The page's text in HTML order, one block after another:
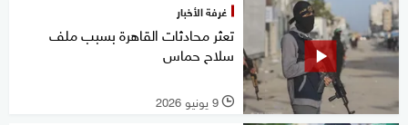
غرفة الأخبار
تعثر محادثات القاهرة بسبب ملف
سلاح حماس
l 9 يونيو 2026